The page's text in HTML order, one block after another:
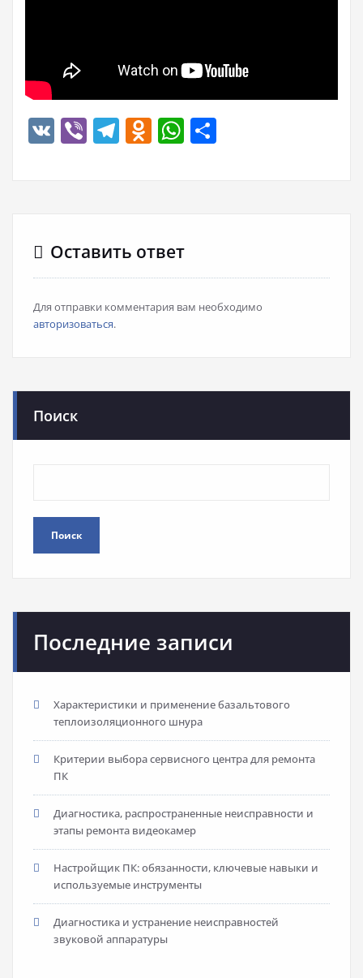
VK ViberTelegram
Odnoklassniki
WhatsApp
Оставить ответ
Для отправки комментария вам необходимо
авторизоваться.
Поиск
Поиск
Последние записи
Характеристики и применение базальтового
теплоизоляционного шнура
Критерии выбора сервисного центра для ремонта
ПК
Диагностика, распространенные неисправности и
этапы ремонта видеокамер
Настройщик ПК: обязанности, ключевые навыки и
используемые инструменты
Диагностика и устранение неисправностей
звуковой аппаратуры